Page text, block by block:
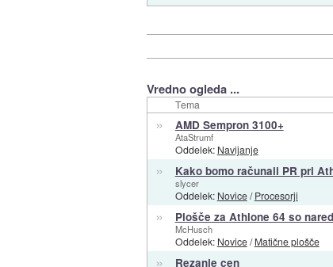
Vredno ogleda ...
Tema
» AMD Sempron 3100+
AtaStrumf
Oddelek: Navijanje
» Kako bomo računali PR pri
slycer
Oddelek: Novice/Procesorji
» Plošče za Athlone 64 so nared
McHusch
Oddelek: Novice/Matične plošče
» Rezanje cen